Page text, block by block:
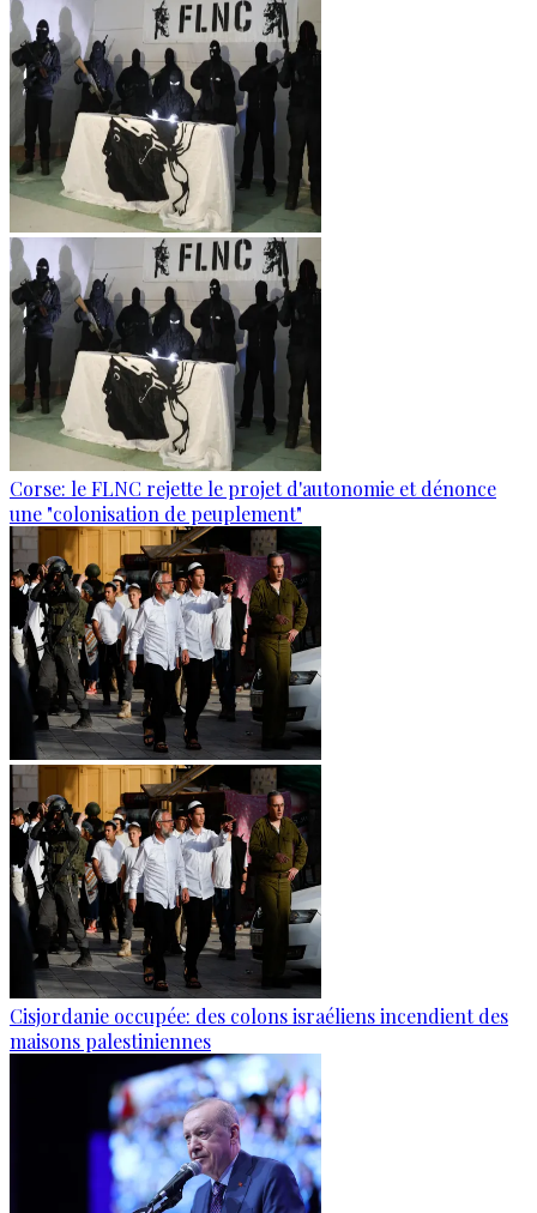
Corse: le FLNC rejette le projet d'autonomie et dénonce
une "colonisation de peuplement"
Cisjordanie occupée: des colons israéliens incendient des
maisons palestiniennes